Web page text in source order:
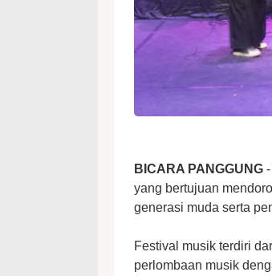
BICARA PANGGUNG
yang bertujuan
generasi muda serta
Festival musik terdiri
perlombaan musik